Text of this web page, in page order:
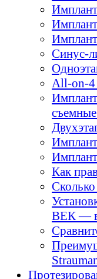
Синус-
All-on-4
Как
ВЕК —